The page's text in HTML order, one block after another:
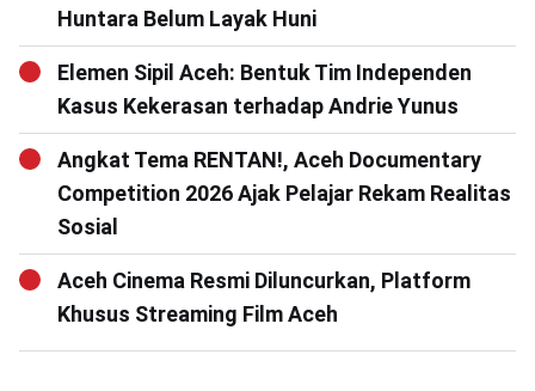
Huntara Belum Layak Huni
Elemen Sipil Aceh: Bentuk Tim Independen
Kasus Kekerasan terhadap Andrie Yunus
Angkat Tema RENTAN!, Aceh Documentary
Competition 2026 Ajak Pelajar Rekam Realitas
Sosial
Aceh Cinema Resmi Diluncurkan, Platform
Khusus Streaming Film Aceh